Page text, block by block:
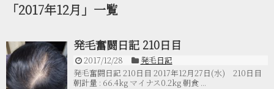
「2017年12月 」 一覧
発毛奮闘日記 210日目
2017/12/28
発毛日記
発毛奮闘日記 210日目 2017年12月27日(水) 210日目
朝計量 : 66.4kg マイナス0.2kg 朝食 ...